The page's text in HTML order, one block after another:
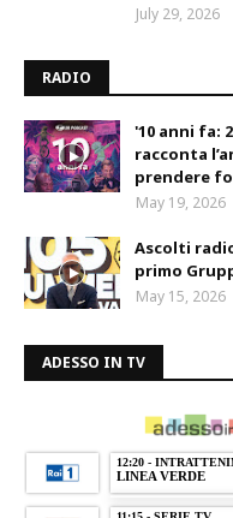
July 29, 2026
RADIO
'10 anni fa:
racconta
prendere
May 19, 2026
Ascolti
primo
May 15, 2026
ADESSO IN TV